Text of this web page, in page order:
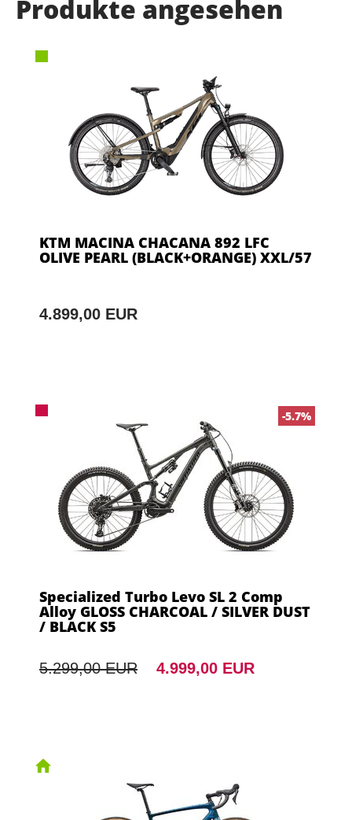
Produkte angesehen
KTM MACINA CHACANA 892 LFC
OLIVE PEARL (BLACK+ORANGE) XXL/57
4.899,00 EUR
-5.7%
Specialized Turbo Levo SL 2 Comp
Alloy GLOSS CHARCOAL / SILVER DUST
/ BLACK S5
5.299,00 EUR 4.999,00 EUR